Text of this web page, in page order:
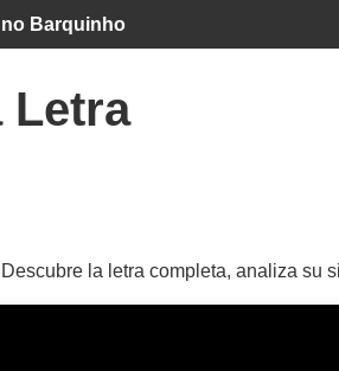
no Barquinho
Letra
la letra completa, analiza su